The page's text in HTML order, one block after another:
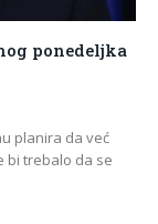
ponedeljka
planira da već
bi trebalo da se